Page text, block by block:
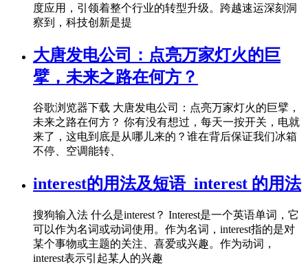
度应用，引领着整个行业的转型升级。跨越速运深刻洞
察到，科技创新是提
大唐发电公司：点亮万家灯火的巨
擘，未来之路在何方？
谷歌浏览器下载 大唐发电公司：点亮万家灯火的巨擘，
未来之路在何方？ 你有没有想过，每天一按开关，电就
来了，这电到底是从哪儿来的？谁在背后保证我们冰箱
不停、空调能转、
interest的用法及短语_interest 的用法
搜狗输入法 什么是interest？ Interest是一个英语单词，它
可以作为名词或动词使用。作为名词，interest指的是对
某个事物或主题的关注、喜爱或兴趣。作为动词，
interest表示引起某人的兴趣